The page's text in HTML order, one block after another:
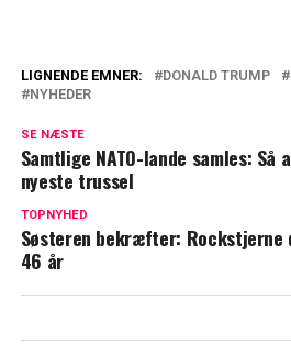
oktober
VM-tradition, til stor
LIGNENDE EMNER: DONALD TRUMP
NYHEDER
SE NÆSTE
Samtlige NATO-lande samles: Så
nyeste trussel
TOPNYHED
Søsteren bekræfter: Rockstjerne
46 år